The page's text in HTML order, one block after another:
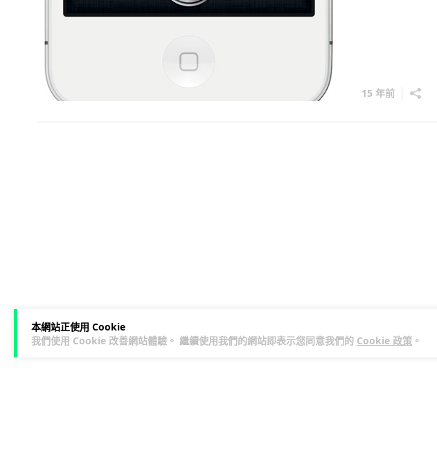
本網站正使用 Cookie
我們使用 Cookie 改善網站體驗。 繼續使用我們的網站即表示您同意我們的 Cookie 政策 。
15 年前